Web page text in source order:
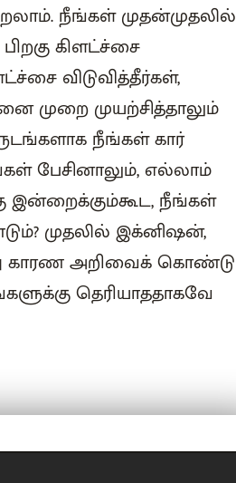
நீங்கள் முதன்முதலில்
கிளட்ச்சை
விடுவித்தீர்கள்,
முறை முயற்சித்தாலும்
நீங்கள் கார்
பேசினாலும், எல்லாம்
இன்றைக்கும்கூட, நீங்கள்
முதலில் இக்னிஷன்,
காரண அறிவைக் கொண்டு
தெரியாததாகவே